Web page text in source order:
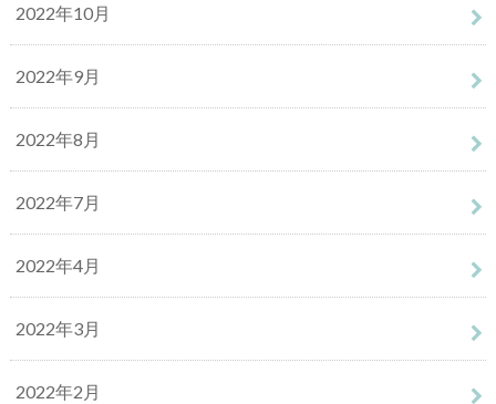
2022年10月
2022年9月
2022年8月
2022年7月
2022年4月
2022年3月
2022年2月